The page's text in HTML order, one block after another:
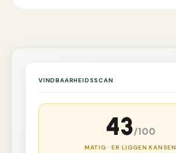
VINDBAARHEIDSSCAN
43/100
MATIG · ER LIGGEN KANSEN